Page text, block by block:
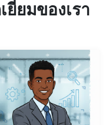
ยมของเรา